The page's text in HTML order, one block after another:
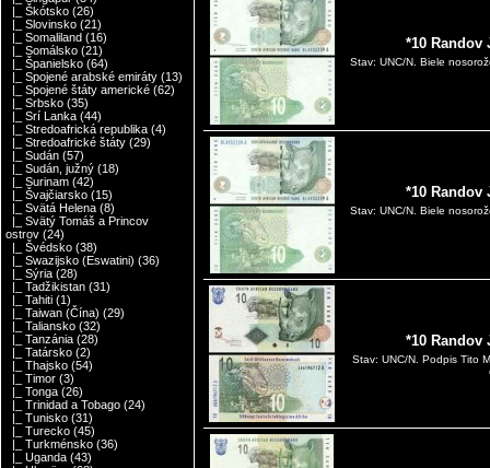
|_ Škótsko (26)
|_ Slovinsko (21)
|_ Somaliland (16)
|_ Somálsko (21)
|_ Španielsko (64)
|_ Spojené arabské emiráty (13)
|_ Spojené štáty americké (62)
|_ Srbsko (35)
|_ Srí Lanka (44)
|_ Stredoafrická republika (4)
|_ Stredoafrické štáty (29)
|_ Sudán (57)
|_ Sudán, južný (18)
|_ Surinam (42)
|_ Švajčiarsko (15)
|_ Svätá Helena (8)
|_ Svätý Tomáš a Princov
ostrov (24)
|_ Švédsko (38)
|_ Swazijsko (Eswatini) (36)
|_ Sýria (28)
|_ Tadžikistan (31)
|_ Tahiti (1)
|_ Taiwan (Čína) (29)
|_ Taliansko (32)
|_ Tanzánia (28)
|_ Tatársko (2)
|_ Thajsko (54)
|_ Timor (3)
|_ Tonga (26)
|_ Trinidad a Tobago (24)
|_ Tunisko (31)
|_ Turecko (45)
|_ Turkménsko (36)
|_ Uganda (43)
*10 Randov
Stav: UNC/N. Biele
*10 Randov
Stav: UNC/N. Biele
*10 Randov
Stav: UNC/N. Podpis Tito